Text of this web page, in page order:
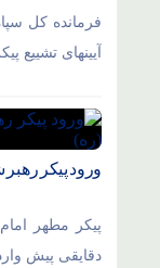
فرمانده کل
آیینهای تشییع
ورود پیکر
پیکر مطهر
دقایقی پیش